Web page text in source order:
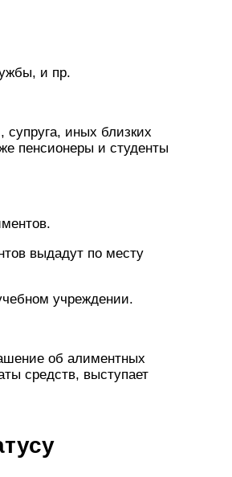
и пр.
супруга, иных близких
пенсионеры и студенты
выдадут по месту
учреждении.
об алиментных
средств, выступает